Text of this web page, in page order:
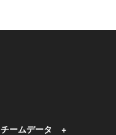
チームデータ